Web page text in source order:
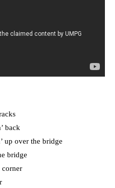
back
up over the bridge
bridge
corner